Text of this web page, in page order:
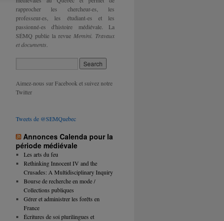
rapprocher les chercheur-es, les
professeur-es, les étudiant-es et les
passionné-es d'histoire médiévale. La
SÉMQ publie la revue Memini. Travaux
et documents
Aimez-nous sur Facebook et suivez notre
Twitter
Tweets de @SEMQuebec
Annonces Calenda pour la
période médiévale
Les arts du feu
Rethinking Innocent IV and the
Crusades: A Multidisciplinary Inquiry
Bourse de recherche en mode /
Collections publiques
Gérer et administrer les forêts en
France
Écritures de soi plurilingues et